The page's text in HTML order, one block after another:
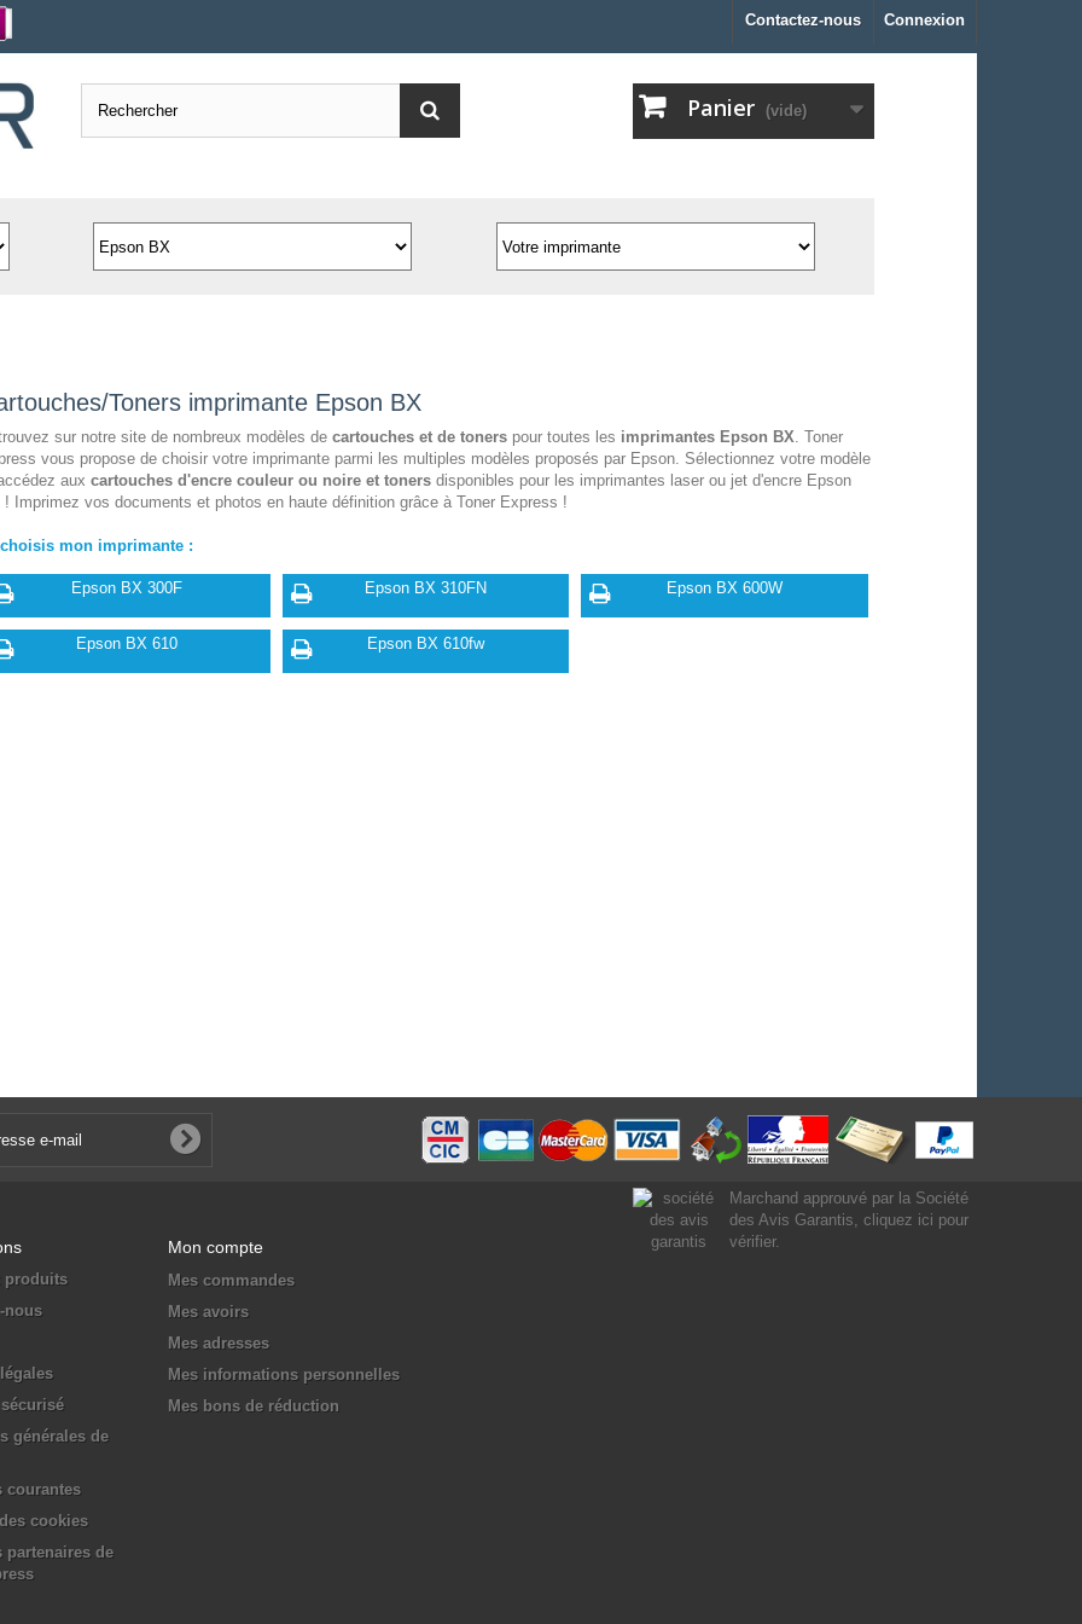
Connexion
Contactez-nous
Panier (vide)
Toners imprimante Epson BX
sur notre site de nombreux modèles de cartouches et de tonerspour toutes les imprimantes Epson BX. Toner
vous propose de choisir votre imprimante parmi les multiples modèles proposés par Epson. Sélectionnez votre modèle
aux cartouches d'encre couleur ou noire et tonersdisponibles pour les imprimantes laser ou jet d'encre Epson
! Imprimez vos documents et photos en haute définition grâce à Toner Express !
mon imprimante :
Epson BX 300F Epson BX 310FN Epson BX 600W
Epson BX 610 Epson BX 610fw
produits
nous
générales de
courantes
cookies
partenaires de
Mon compte
Mes commandes
Mes avoirs
Mes adresses
Mes informations personnelles
Mes bons de réduction
Marchand approuvé par la Société
des Avis Garantis, cliquez ici pour
vérifier.